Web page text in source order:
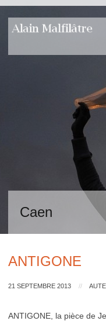
Caen
ANTIGONE
21 SEPTEMBRE 2013 //
ANTIGONE, la pièce de